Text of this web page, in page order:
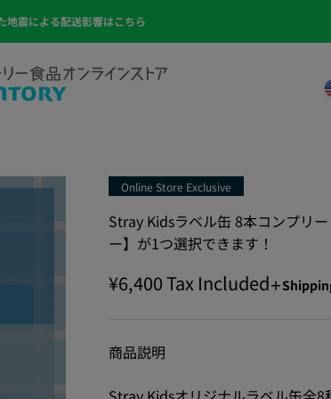
地震による配送影響はこちら
ンラインストア
Online Store Exclusive
Stray Kidsラベル缶 8本コンプリ
ー】が1つ選択できます！
Sale price
¥6,400Tax Included＋
商品説明